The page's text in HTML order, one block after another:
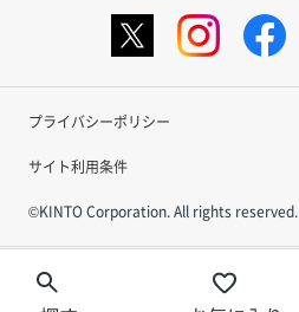
プライバシーポリシー
サイト利用条件
©KINTO Corporation. All rights reserved.